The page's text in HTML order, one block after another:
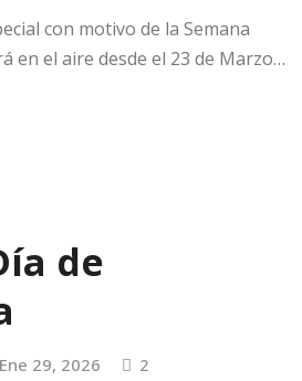
con motivo de la Semana
en el aire desde el 23 de Marzo…
de
Ene 29, 2026 2